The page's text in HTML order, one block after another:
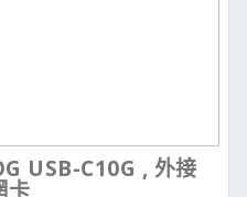
USB-C10G , 外接
卡